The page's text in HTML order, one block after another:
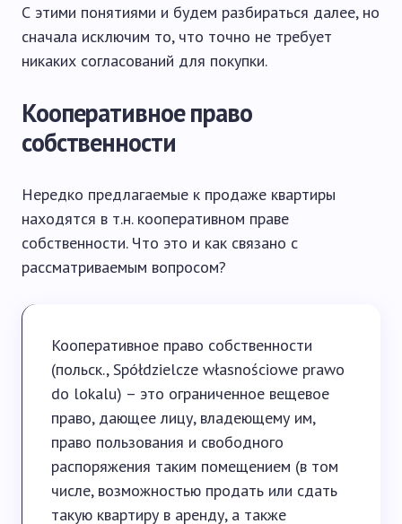
С этими понятиями и будем разбираться далее, но
сначала исключим то, что точно не требует
никаких согласований для покупки.
Кооперативное право
собственности
Нередко предлагаемые к продаже квартиры
находятся в т.н. кооперативном праве
собственности. Что это и как связано с
рассматриваемым вопросом?
Кооперативное право собственности
(польск., Spółdzielcze własnościowe prawo
do lokalu) – это ограниченное вещевое
право, дающее лицу, владеющему им,
право пользования и свободного
распоряжения таким помещением (в том
числе, возможностью продать или сдать
такую ​​квартиру в аренду, а также